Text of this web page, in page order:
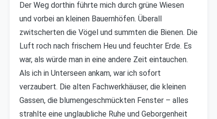
Der Weg dorthin führte mich durch grüne Wiesen
und vorbei an kleinen Bauernhöfen. Überall
zwitscherten die Vögel und summten die Bienen. Die
Luft roch nach frischem Heu und feuchter Erde. Es
war, als würde man in eine andere Zeit eintauchen.
Als ich in Unterseen ankam, war ich sofort
verzaubert. Die alten Fachwerkhäuser, die kleinen
Gassen, die blumengeschmückten Fenster – alles
strahlte eine unglaubliche Ruhe und Geborgenheit